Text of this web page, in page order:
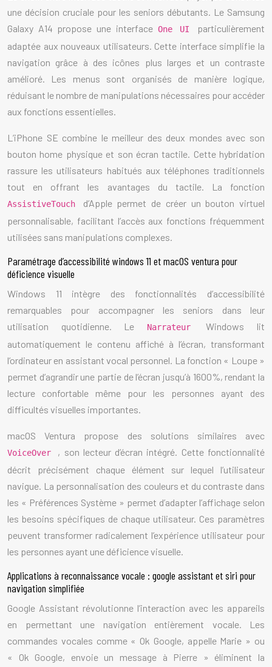
une décision cruciale pour les seniors débutants. Le Samsung
Galaxy A14 propose une interface One UI
particulièrement
adaptée aux nouveaux utilisateurs. Cette interface simplifie la
navigation grâce à des icônes plus larges et un contraste
amélioré. Les menus sont organisés de manière logique,
réduisant le nombre de manipulations nécessaires pour accéder
aux fonctions essentielles.
L’iPhone SE combine le meilleur des deux mondes avec son
bouton home physique et son écran tactile. Cette hybridation
rassure les utilisateurs habitués aux téléphones traditionnels
tout en offrant les avantages du tactile. La fonction
AssistiveTouch d’Apple permet de créer un bouton virtuel
personnalisable, facilitant l’accès aux fonctions fréquemment
utilisées sans manipulations complexes.
Paramétrage d’accessibilité windows 11 et macOS ventura pour
déficience visuelle
Windows 11 intègre des fonctionnalités d’accessibilité
remarquables pour accompagner les seniors dans leur
utilisation quotidienne. Le
NarrateurWindows lit
automatiquement le contenu affiché à l’écran, transformant
l’ordinateur en assistant vocal personnel. La fonction « Loupe »
permet d’agrandir une partie de l’écran jusqu’à 1600%, rendant la
lecture confortable même pour les personnes ayant des
difficultés visuelles importantes.
macOS Ventura propose des solutions similaires avec
VoiceOver , son lecteur d’écran intégré. Cette fonctionnalité
décrit précisément chaque élément sur lequel l’utilisateur
navigue. La personnalisation des couleurs et du contraste dans
les « Préférences Système » permet d’adapter l’affichage selon
les besoins spécifiques de chaque utilisateur. Ces paramètres
peuvent transformer radicalement l’expérience utilisateur pour
les personnes ayant une déficience visuelle.
Applications à reconnaissance vocale : google assistant et siri pour
navigation simplifiée
Google Assistant révolutionne l’interaction avec les appareils
en permettant une navigation entièrement vocale. Les
commandes vocales comme « Ok Google, appelle Marie » ou
« Ok Google, envoie un message à Pierre » éliminent la